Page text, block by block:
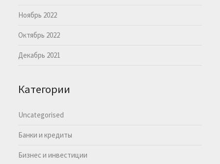
Ноябрь 2022
Октябрь 2022
Декабрь 2021
Категории
Uncategorised
Банки и кредиты
Бизнес и инвестиции